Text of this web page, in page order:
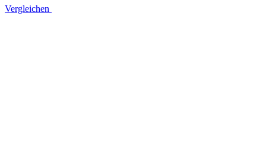
Vergleichen